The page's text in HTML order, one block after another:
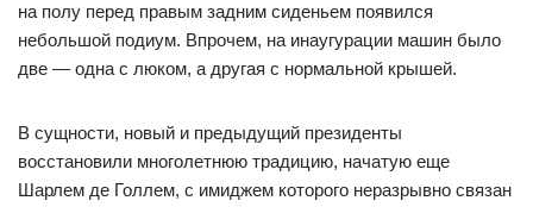
на полу перед правым задним сиденьем появился
небольшой подиум. Впрочем, на инаугурации машин было
две — одна с люком, а другая с нормальной крышей.
В сущности, новый и предыдущий президенты
восстановили многолетнюю традицию, начатую еще
Шарлем де Голлем, с имиджем которого неразрывно связан